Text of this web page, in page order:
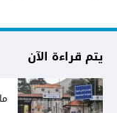
يتم قراءة الآن